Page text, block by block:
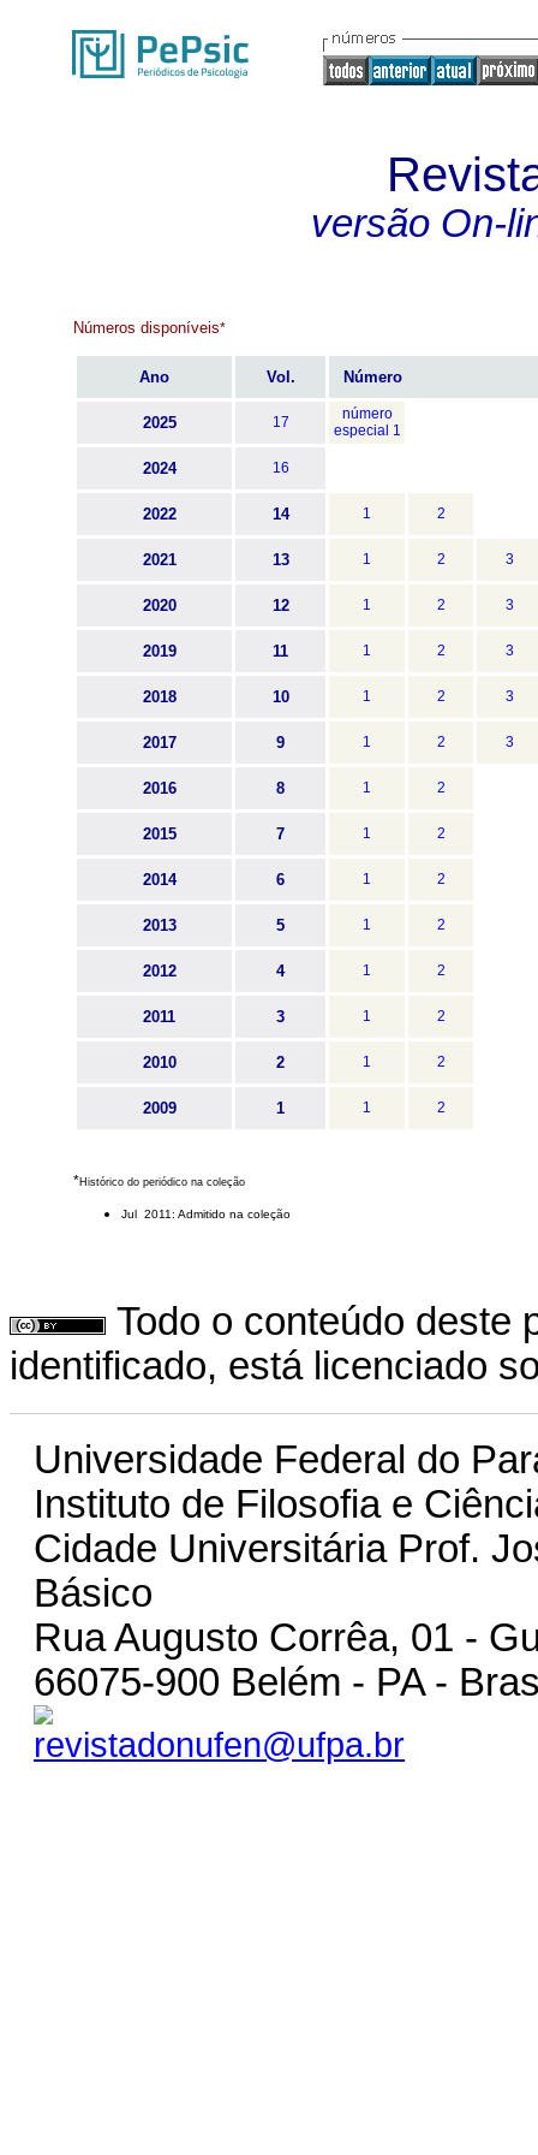
versão On-
Números disponíveis*
Ano Vol. Número
2025 17
número
especial 1
2024 16
2022 14 1 2
2021 13 1 2 3
2020 12 1 2 3
2019 11 1 2 3
2018 10 1 2 3
2017 9 1 2 3
2016 8 1 2
2015 7 1 2
2014 6 1 2
2013 5 1 2
2012 4 1 2
2011 3 1 2
2010 2 1 2
2009 1 1 2
*Histórico do periódico na coleção
Jul 2011: Admitido na coleção
Todo o conteúdo deste
identificado, está licenciado
Universidade Federal do
Instituto de Filosofia e
Cidade Universitária Prof.
Básico
Rua Augusto Corrêa, 01 -
66075-900 Belém - PA -
revistadonufen@ufpa.br